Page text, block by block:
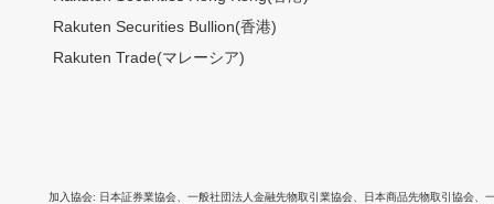
Rakuten Securities Bullion(香港)
Rakuten Trade(マレーシア)
加入協会 日本証券業協会 一般社団法人金融先物取引業協会 日本商品先物取引協会